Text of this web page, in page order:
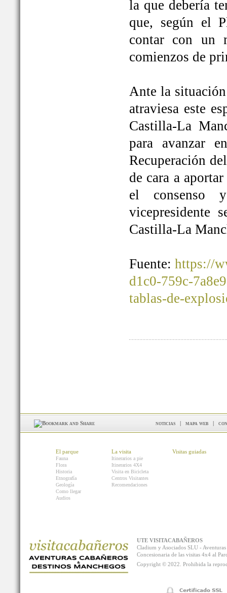
la que debería
que, según el
contar con un
comienzos de
Ante la
atraviesa este
Castilla-La
para avanzar
Recuperación
de cara a
el consenso
vicepresidente
Castilla-La
Fuente: https://
d1c0-759c-
tablas-de-
noticias | mapa web |
El parque
Fauna
Flora
Historia
Etnografía
Geología
Como llegar
Audios
La visita
Itinerarios a pie
Itinerarios 4X4
Visita en Bicicleta
Centros Visitantes
Recomendaciones
Visitas guiadas
UTE VISITACABAÑEROS
Cladium y Asociados SLU -
Concesionaria de las visitas 4x4 al
Copyright © 2022. Prohibida la